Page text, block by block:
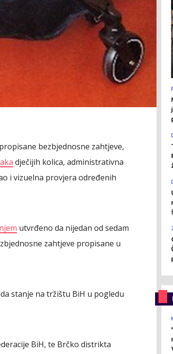
bezbjednosne zahtjeve,
dječijih kolica, administrativna
i vizuelna provjera određenih
utvrđeno da nijedan od sedam
zahtjeve propisane u
stanje na tržištu BiH u pogledu
BiH, te Brčko distrikta